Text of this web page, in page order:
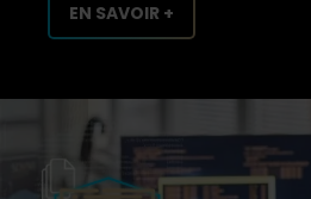
EN SAVOIR +